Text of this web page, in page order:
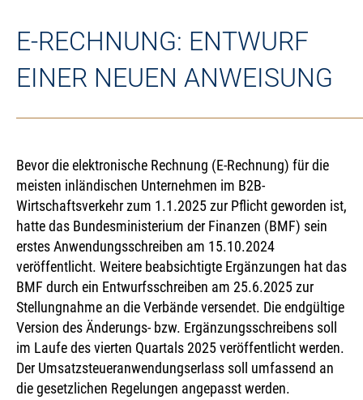
E-RECHNUNG: ENTWURF
EINER NEUEN ANWEISUNG
Bevor die elektronische Rechnung (E-Rechnung) für die
meisten inländischen Unternehmen im B2B-
Wirtschaftsverkehr zum 1.1.2025 zur Pflicht geworden ist,
hatte das Bundesministerium der Finanzen (BMF) sein
erstes Anwendungsschreiben am 15.10.2024
veröffentlicht. Weitere beabsichtigte Ergänzungen hat das
BMF durch ein Entwurfsschreiben am 25.6.2025 zur
Stellungnahme an die Verbände versendet. Die endgültige
Version des Änderungs- bzw. Ergänzungsschreibens soll
im Laufe des vierten Quartals 2025 veröffentlicht werden.
Der Umsatzsteueranwendungserlass soll umfassend an
die gesetzlichen Regelungen angepasst werden.